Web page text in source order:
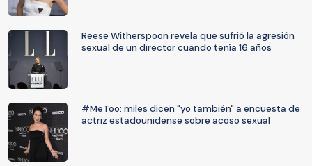
Reese Witherspoon revela que sufrió la agresión
sexual de un director cuando tenía 16 años
#MeToo: miles dicen "yo también" a encuesta de
actriz estadounidense sobre acoso sexual